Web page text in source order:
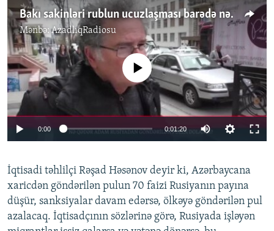
Bakı sakinləri rublun ucuzlaşması barədə nə düşünürlər
Mənbə:AzadlıqRadiosu
No media source currently available
0:00 0:01:20
İqtisadi təhlilçi Rəşad Həsənov deyir ki, Azərbaycana
xaricdən göndərilən pulun 70 faizi Rusiyanın payına
düşür, sanksiyalar davam edərsə, ölkəyə göndərilən pul
azalacaq. İqtisadçının sözlərinə görə, Rusiyada işləyən